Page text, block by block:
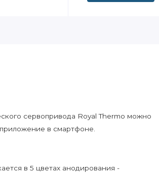
сервопривода Royal Thermo можно
в смартфоне.
в 5 цветах анодирования -